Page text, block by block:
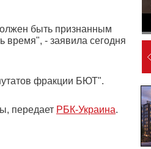
быть признанным
время", - заявила сегодня
фракции БЮТ".
передает РБК-Украина.